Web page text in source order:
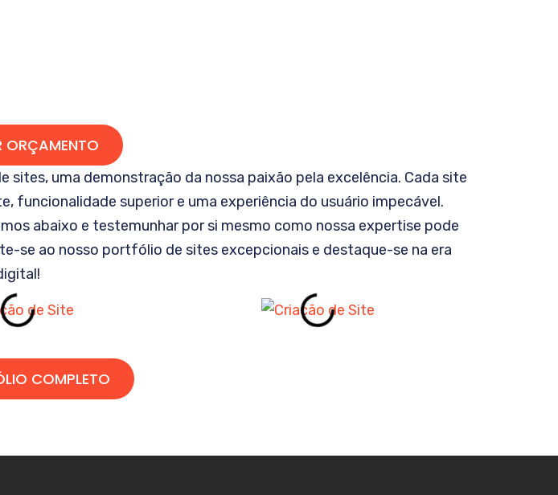
ORÇAMENTO
uma demonstração da nossa paixão pela excelência. Cada site
funcionalidade superior e uma experiência do usuário impecável.
abaixo e testemunhar por si mesmo como nossa expertise pode
se ao nosso portfólio de sites excepcionais e destaque-se na era
COMPLETO